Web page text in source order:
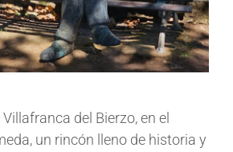
del Bierzo, en el
un rincón lleno de historia y